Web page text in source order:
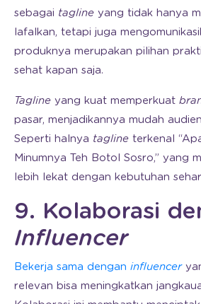
sebagai tagline yang tidak hanya
lafalkan, tetapi juga
produknya merupakan pilihan
sehat kapan saja.
Tagline yang kuat memperkuat
pasar, menjadikannya mudah
Seperti halnya tagline terkenal
Minumnya Teh Botol Sosro,” yang
lebih lekat dengan kebutuhan
9. Kolaborasi
Influencer
Bekerja sama dengan influencer
relevan bisa meningkatkan